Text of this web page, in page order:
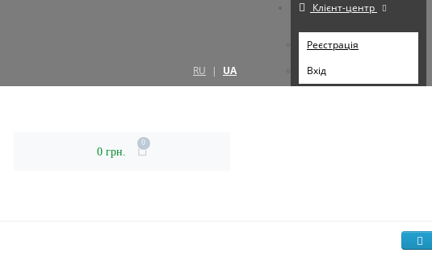
RU | UA
Клієнт-центр
Реєстрація
Вхід
0 грн.
0